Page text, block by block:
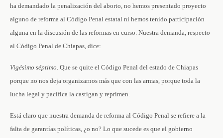
ha demandado la penalización del aborto, no hemos presentado proyecto
alguno de reforma al Código Penal estatal ni hemos tenido participación
alguna en la discusión de las reformas en curso. Nuestra demanda, respecto
al Código Penal de Chiapas, dice:
Vigésimo séptimo. Que se quite el Código Penal del estado de Chiapas
porque no nos deja organizarnos más que con las armas, porque toda la
lucha legal y pacífica la castigan y reprimen.
Está claro que nuestra demanda de reforma al Código Penal se refiere a la
falta de garantías políticas, ¿o no? Lo que sucede es que el gobierno